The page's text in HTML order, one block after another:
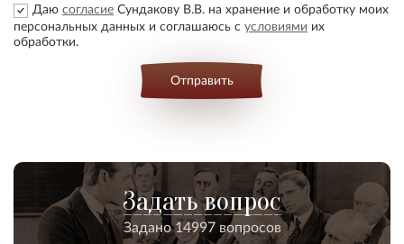
Даю согласие Сундакову В.В. на хранение и обработку моих
персональных данных и соглашаюсь с условиями их
обработки.
Отправить
Задать вопрос
Задано 14997 вопросов